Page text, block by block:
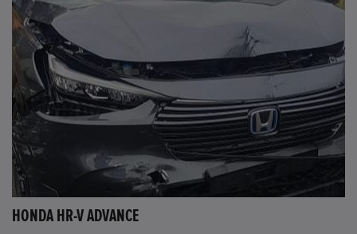
HONDA HR-V ADVANCE